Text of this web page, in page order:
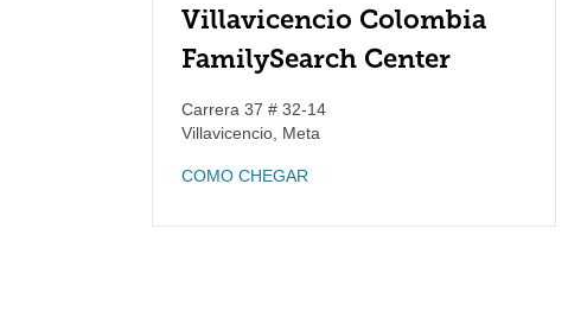
Villavicencio Colombia
FamilySearch Center
Carrera 37 # 32-14
Villavicencio Meta
COMO CHEGAR